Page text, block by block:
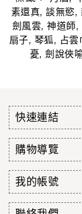
素還真, 談無慾,
劍風雲,神道師,
扇子, 琴狐, 占雲
憂, 劍說俠
快速連結
購物導覽
我的帳號